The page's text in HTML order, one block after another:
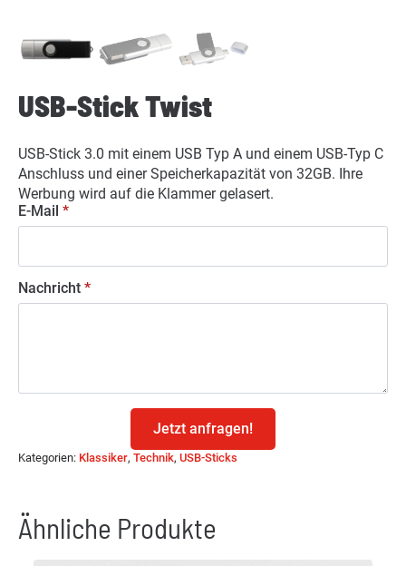
USB-Stick Twist
USB-Stick 3.0 mit einem USB Typ A und einem USB-Typ C
Anschluss und einer Speicherkapazität von 32GB. Ihre
Werbung wird auf die Klammer gelasert.
E-Mail *
Nachricht *
Jetzt anfragen!
Kategorien: Klassiker, Technik, USB-Sticks
Ähnliche Produkte